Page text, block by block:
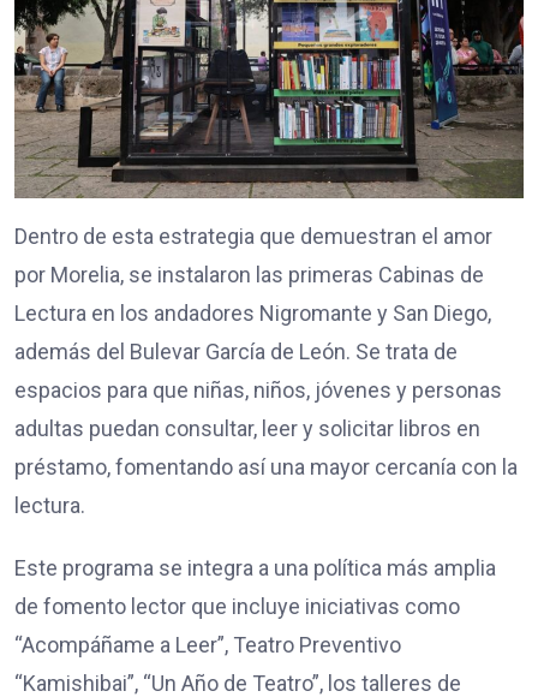
Dentro de esta estrategia que demuestran el amor
por Morelia, se instalaron las primeras Cabinas de
Lectura en los andadores Nigromante y San Diego,
además del Bulevar García de León. Se trata de
espacios para que niñas, niños, jóvenes y personas
adultas puedan consultar, leer y solicitar libros en
préstamo, fomentando así una mayor cercanía con la
lectura.
Este programa se integra a una política más amplia
de fomento lector que incluye iniciativas como
“Acompáñame a Leer”, Teatro Preventivo
“Kamishibai”, “Un Año de Teatro”, los talleres de